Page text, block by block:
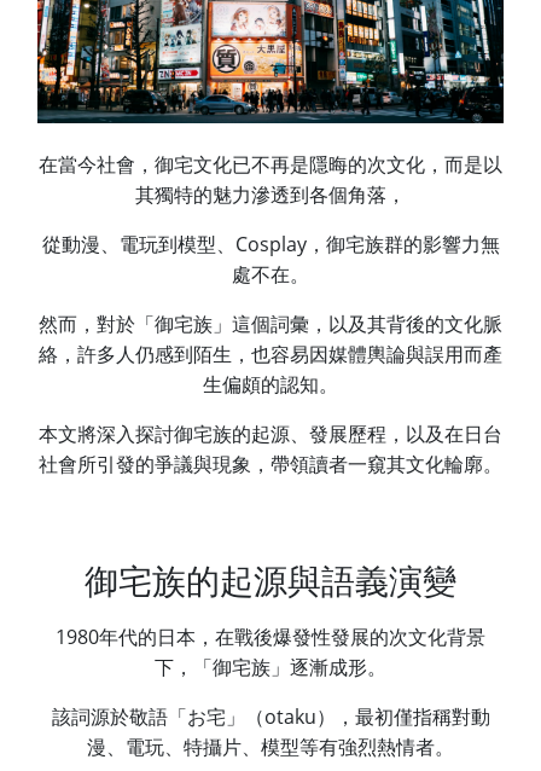
在當今社會，御宅文化已不再是隱晦的次文化，而是以
其獨特的魅力滲透到各個角落，
從動漫、電玩到模型、Cosplay，御宅族群的影響力無
處不在。
然而，對於「御宅族」這個詞彙，以及其背後的文化脈
絡，許多人仍感到陌生，也容易因媒體輿論與誤用而產
生偏頗的認知。
本文將深入探討御宅族的起源、發展歷程，以及在日台
社會所引發的爭議與現象，帶領讀者一窺其文化輪廓。
御宅族的起源與語義演變
1980年代的日本，在戰後爆發性發展的次文化背景
下，「御宅族」逐漸成形。
該詞源於敬語「お宅」（otaku），最初僅指稱對動
漫、電玩、特攝片、模型等有強烈熱情者。